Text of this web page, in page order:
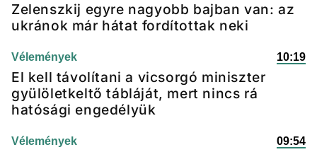
Zelenszkij egyre nagyobb bajban van: az
ukránok már hátat fordítottak neki
Vélemények 10:19
El kell távolítani a vicsorgó miniszter
gyülöletkeltő tábláját, mert nincs rá
hatósági engedélyük
Vélemények 09:54